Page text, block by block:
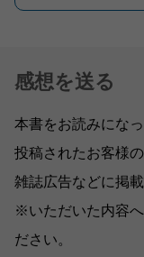
感想を送る
本書をお読みにな
投稿されたお客様
雑誌広告などに掲
※いただいた内容
ださい。